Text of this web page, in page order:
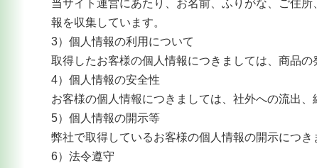
当サイト運営にあたり、お名前、ふりがな、ご住
報を収集しています。
3）個人情報の利用について
取得したお客様の個人情報につきましては、商品
4）個人情報の安全性
お客様の個人情報につきましては、社外への流出
5）個人情報の開示等
弊社で取得しているお客様の個人情報の開示につ
6）法令遵守